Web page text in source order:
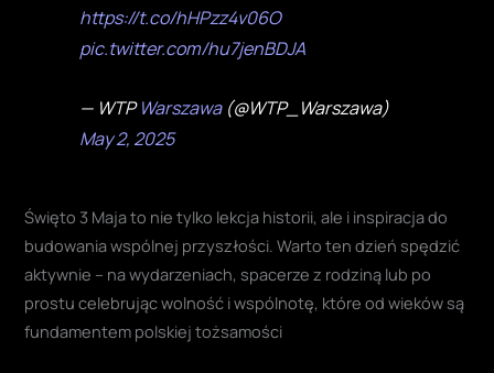
https://t.co/hHPzz4v06O
pic.twitter.com/hu7jenBDJA
— WTPWarszawa(@WTP_Warszawa)
May 2, 2025
Święto 3 Maja to nie tylko lekcja historii, ale i inspiracja do
budowania wspólnej przyszłości. Warto ten dzień spędzić
aktywnie – na wydarzeniach, spacerze z rodziną lub po
prostu celebrując wolność i wspólnotę, które od wieków są
fundamentem polskiej tożsamości